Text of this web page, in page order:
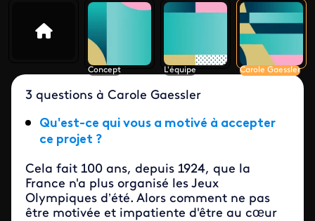
Concept L'équipe Carole Gaessler
3 questions à Carole Gaessler
Qu'est-ce qui vous a motivé à accepter
ce projet ?
Cela fait 100 ans, depuis 1924, que la
France n'a plus organisé les Jeux
Olympiques d’été. Alors comment ne pas
être motivée et impatiente d'être au cœur